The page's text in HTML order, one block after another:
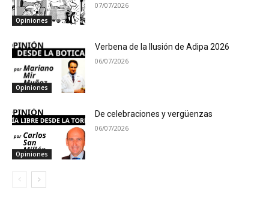
Opiniones
07/07/2026
Opiniones
Verbena de la Ilusión de Adipa 2026
06/07/2026
Opiniones
De celebraciones y vergüenzas
06/07/2026